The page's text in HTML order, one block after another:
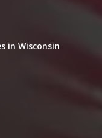
in Wisconsin